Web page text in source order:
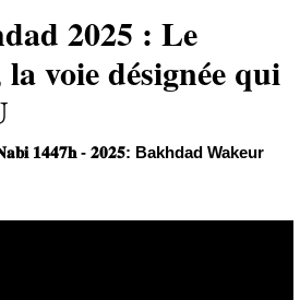
2025 : Le
voie désignée qui
𝟏𝟒𝟒𝟕𝐡 - 𝟐𝟎𝟐𝟓: Bakhdad Wakeur